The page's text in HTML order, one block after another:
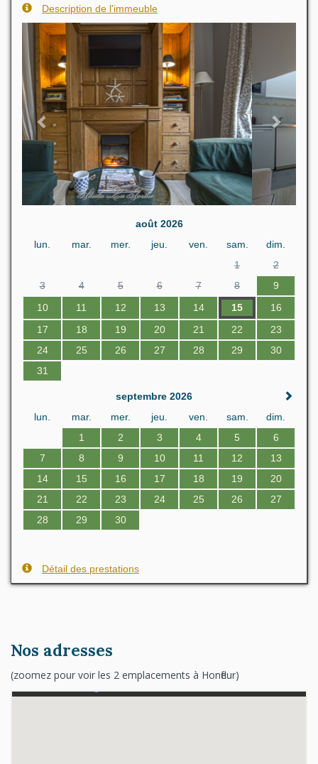
Description de l'immeuble
Previous
août 2026
lun.
mar. mer. jeu. ven. sam.
dim.
1
2
3
4 5 6 7 8
9
10
11 12 13 14 15
16
17
18 19 20 21 22
23
24
25 26 27 28 29
30
31
septembre 2026
lun.
mar. mer. jeu. ven. sam.
dim.
1
2 3 4 5
6
7
8 9 10 11 12
13
14
15 16 17 18 19
20
21
22 23 24 25 26
27
28
29 30
Détail des prestations
Nos adresses
(zoomez pour voir les 2 emplacements à Honfleur)